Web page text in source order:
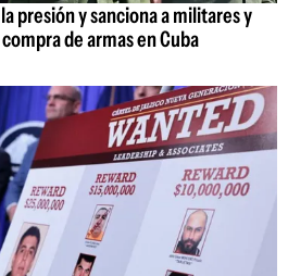
presión y sanciona a militares y
de armas en Cuba